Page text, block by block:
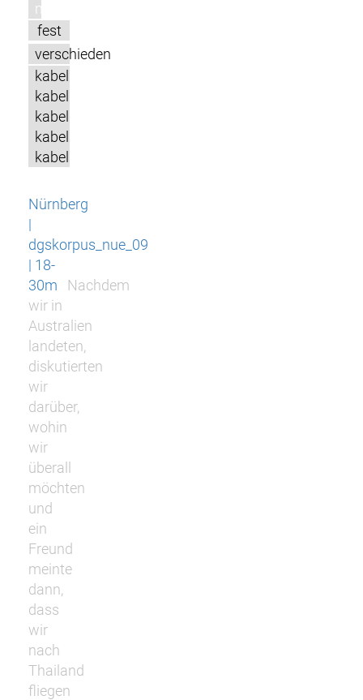
m
fest
verschieden
kabel
kabel
kabel
kabel
kabel
Nürnberg
|
dgskorpus_nue_09
| 18-
30m
Nachdem
wir in
Australien
landeten,
diskutierten
wir
darüber,
wohin
wir
überall
möchten
und
ein
Freund
meinte
dann,
dass
wir
nach
Thailand
fliegen